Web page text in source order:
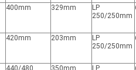
400mm 329mm
LP
250/250mm
420mm 203mm
LP
250/250mm